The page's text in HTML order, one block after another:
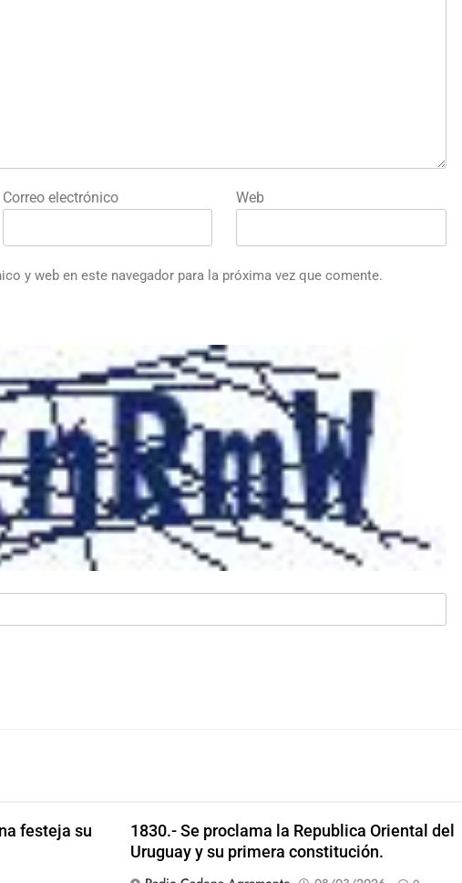
Correo electrónico Web
y web en este navegador para la próxima vez que comente.
festeja su
1830.- Se proclama la Republica Oriental del
Uruguay y su primera constitución.